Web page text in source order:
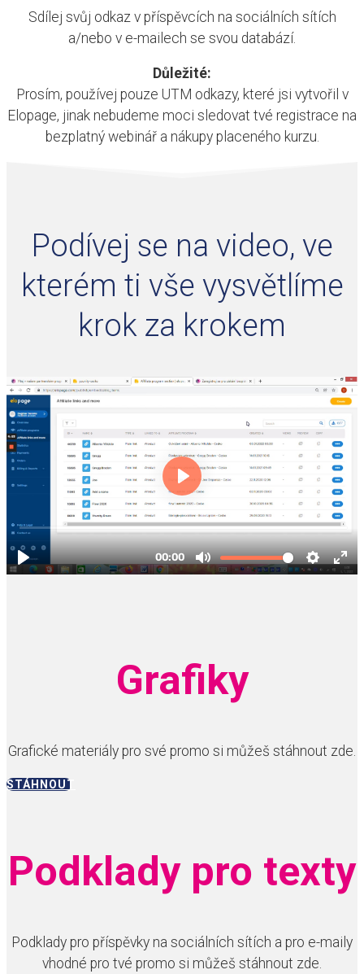
Sdílej svůj odkaz v příspěvcích na sociálních sítích
a/nebo v e-mailech se svou databází.
Důležité:
Prosím, používej pouze UTM odkazy, které jsi vytvořil v
Elopage, jinak nebudeme moci sledovat tvé registrace na
bezplatný webinář a nákupy placeného kurzu.
Podívej se na video, ve
kterém ti vše vysvětlíme
krok za krokem
Grafiky
Grafické materiály pro své promo si můžeš stáhnout zde.
STÁHNOUT
Podklady pro texty
Podklady pro příspěvky na sociálních sítích a pro e-maily
vhodné pro tvé promo si můžeš stáhnout zde.